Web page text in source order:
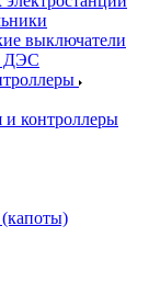
выключатели
ДЭС
и контроллеры